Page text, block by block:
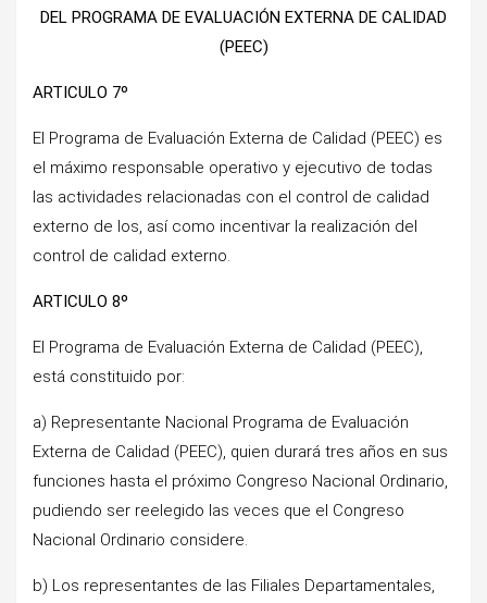
DEL PROGRAMA DE EVALUACIÓN EXTERNA DE CALIDAD
(PEEC)
ARTICULO 7º
El Programa de Evaluación Externa de Calidad (PEEC) es
el máximo responsable operativo y ejecutivo de todas
las actividades relacionadas con el control de calidad
externo de los, así como incentivar la realización del
control de calidad externo.
ARTICULO 8º
El Programa de Evaluación Externa de Calidad (PEEC),
está constituido por:
a) Representante Nacional Programa de Evaluación
Externa de Calidad (PEEC), quien durará tres años en sus
funciones hasta el próximo Congreso Nacional Ordinario,
pudiendo ser reelegido las veces que el Congreso
Nacional Ordinario considere.
b) Los representantes de las Filiales Departamentales,